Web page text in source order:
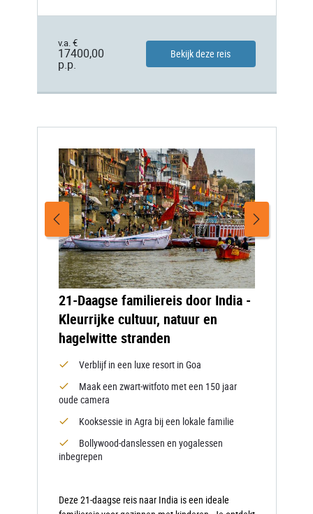
v.a. €
17400,00
p.p.
Bekijk deze reis
21-Daagse familiereis door India -
Kleurrijke cultuur, natuur en
hagelwitte stranden
Verblijf in een luxe resort in Goa
Maak een zwart-witfoto met een 150 jaar
oude camera
Kooksessie in Agra bij een lokale familie
Bollywood-danslessen en yogalessen
inbegrepen
Deze 21-daagse reis naar India is een ideale